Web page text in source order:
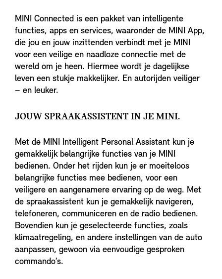
MINI Connected is een pakket van intelligente
functies, apps en services, waaronder de MINI App,
die jou en jouw inzittenden verbindt met je MINI
voor een veilige en naadloze connectie met de
wereld om je heen. Hiermee wordt je dagelijkse
leven een stukje makkelijker. En autorijden veiliger
– en leuker.
JOUW SPRAAKASSISTENT IN JE MINI.
Met de MINI Intelligent Personal Assistant kun je
gemakkelijk belangrijke functies van je MINI
bedienen. Onder het rijden kun je er moeiteloos
belangrijke functies mee bedienen, voor een
veiligere en aangenamere ervaring op de weg. Met
de spraakassistent kun je gemakkelijk navigeren,
telefoneren, communiceren en de radio bedienen.
Bovendien kun je geselecteerde functies, zoals
klimaatregeling, en andere instellingen van de auto
aanpassen, gewoon via eenvoudige gesproken
commando’s.